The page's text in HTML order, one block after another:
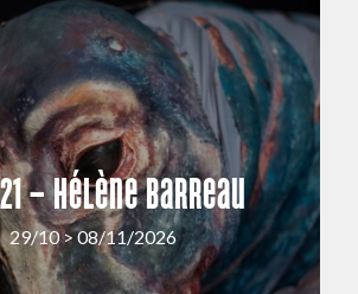
21 – Hélène Barreau
29/10 > 08/11/2026